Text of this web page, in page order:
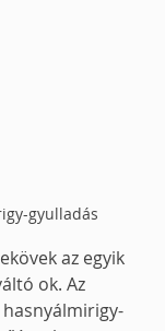
gyulladás
az egyik
ok. Az
hasnyálmirigy-